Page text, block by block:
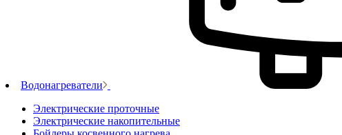
Водонагреватели
Электрические проточные
Электрические накопительные